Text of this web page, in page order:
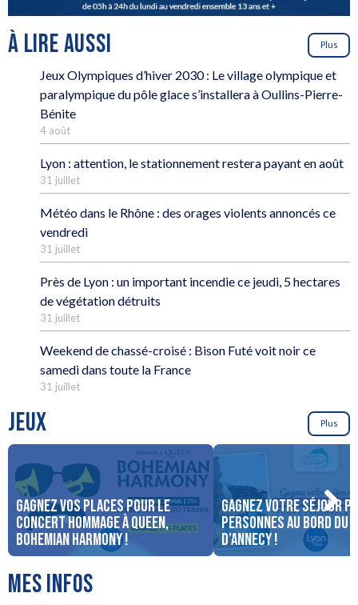
À LIRE AUSSI Plus
Jeux Olympiques d’hiver 2030 : Le village olympique et
paralympique du pôle glace s’installera à Oullins-Pierre-
Bénite
4 août
Lyon : attention, le stationnement restera payant en août
31 juillet
Météo dans le Rhône : des orages violents annoncés ce
vendredi
31 juillet
Près de Lyon : un important incendie ce jeudi, 5 hectares
de végétation détruits
31 juillet
Weekend de chassé-croisé : Bison Futé voit noir ce
samedi dans toute la France
31 juillet
JEUX Plus
Gagnez vos places pour le
concert Hommage à Queen,
Bohemian Harmony !
Gagnez votre séjour
personnes au bord du
d’Annecy !
MES INFOS